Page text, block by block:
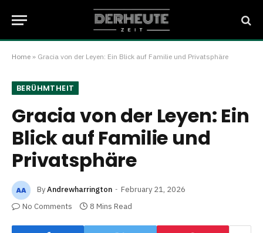
Home » Gracia von der Leyen: Ein Blick auf Familie und Privatsphäre
BERÜHMTHEIT
Gracia von der Leyen: Ein
Blick auf Familie und
Privatsphäre
ByAndrewharrington
February 21, 2026
No Comments
8 Mins Read